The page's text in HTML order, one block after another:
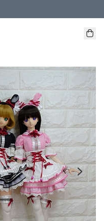
於 本地送貨、本地取貨、國際送貨 )